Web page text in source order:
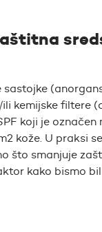
kemijske filtere
koji je
kože. U praksi
što smanjuje
kako bismo